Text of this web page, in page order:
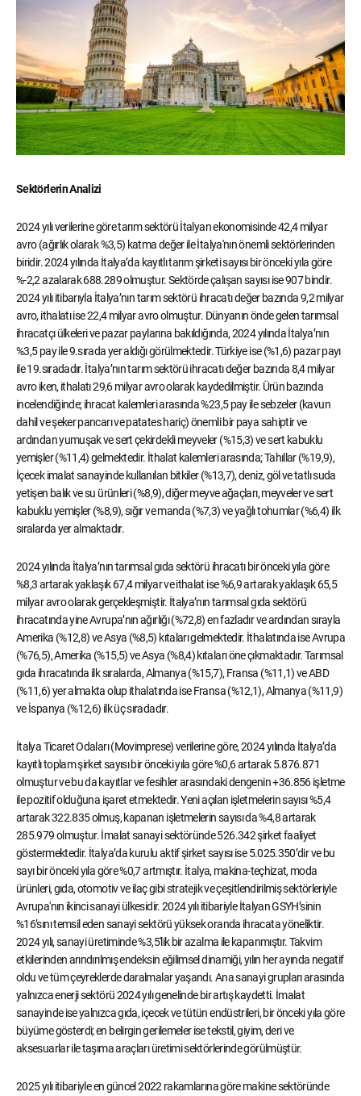
Sektörlerin Analizi
2024 yılı verilerine göre tarım sektörü İtalyan ekonomisinde 42,4 milyar
avro (ağırlık olarak %3,5) katma değer ile İtalya'nın önemli sektörlerinden
biridir. 2024 yılında İtalya’da kayıtlı tarım şirketi sayısı bir önceki yıla göre
%-2,2 azalarak 688.289 olmuştur. Sektörde çalışan sayısı ise 907 bindir.
2024 yılı itibarıyla İtalya’nın tarım sektörü ihracatı değer bazında 9,2 milyar
avro, ithalatı ise 22,4 milyar avro olmuştur. Dünyanın önde gelen tarımsal
ihracatçı ülkeleri ve pazar paylarına bakıldığında, 2024 yılında İtalya’nın
%3,5 pay ile 9.sırada yer aldığı görülmektedir. Türkiye ise (%1,6) pazar payı
ile 19.sıradadır. İtalya’nın tarım sektörü ihracatı değer bazında 8,4 milyar
avro iken, ithalatı 29,6 milyar avro olarak kaydedilmiştir. Ürün bazında
incelendiğinde; ihracat kalemleri arasında %23,5 pay ile sebzeler (kavun
dahil ve şeker pancarı ve patates hariç) önemli bir paya sahiptir ve
ardından yumuşak ve sert çekirdekli meyveler (%15,3) ve sert kabuklu
yemişler (%11,4) gelmektedir. İthalat kalemleri arasında; Tahıllar (%19,9),
İçecek imalat sanayinde kullanılan bitkiler (%13,7), deniz, göl ve tatlı suda
yetişen balık ve su ürünleri (%8,9), diğer meyve ağaçları, meyveler ve sert
kabuklu yemişler (%8,9), sığır ve manda (%7,3) ve yağlı tohumlar (%6,4) ilk
sıralarda yer almaktadır.
2024 yılında İtalya’nın tarımsal gıda sektörü ihracatı bir önceki yıla göre
%8,3 artarak yaklaşık 67,4 milyar ve ithalat ise %6,9 artarak yaklaşık 65,5
milyar avro olarak gerçekleşmiştir. İtalya’nın tarımsal gıda sektörü
ihracatında yine Avrupa’nın ağırlığı (%72,8) en fazladır ve ardından sırayla
Amerika (%12,8) ve Asya (%8,5) kıtaları gelmektedir. İthalatında ise Avrupa
(%76,5), Amerika (%15,5) ve Asya (%8,4) kıtaları öne çıkmaktadır. Tarımsal
gıda ihracatında ilk sıralarda, Almanya (%15,7), Fransa (%11,1) ve ABD
(%11,6) yer almakta olup ithalatında ise Fransa (%12,1), Almanya (%11,9)
ve İspanya (%12,6) ilk üç sıradadır.
İtalya Ticaret Odaları (Movimprese) verilerine göre, 2024 yılında İtalya’da
kayıtlı toplam şirket sayısı bir önceki yıla göre %0,6 artarak 5.876.871
olmuştur ve bu da kayıtlar ve fesihler arasındaki dengenin +36.856 işletme
ile pozitif olduğuna işaret etmektedir. Yeni açılan işletmelerin sayısı %5,4
artarak 322.835 olmuş, kapanan işletmelerin sayısı da %4,8 artarak
285.979 olmuştur. İmalat sanayi sektöründe 526.342 şirket faaliyet
göstermektedir. İtalya’da kurulu aktif şirket sayısı ise 5.025.350’dir ve bu
sayı bir önceki yıla göre %0,7 artmıştır. İtalya, makina-teçhizat, moda
ürünleri, gıda, otomotiv ve ilaç gibi stratejik ve çeşitlendirilmiş sektörleriyle
Avrupa'nın ikinci sanayi ülkesidir. 2024 yılı itibariyle İtalyan GSYH’sinin
%16’sını temsil eden sanayi sektörü yüksek oranda ihracata yöneliktir.
2024 yılı, sanayi üretiminde %3,5'lik bir azalma ile kapanmıştır. Takvim
etkilerinden arındırılmış endeksin eğilimsel dinamiği, yılın her ayında negatif
oldu ve tüm çeyreklerde daralmalar yaşandı. Ana sanayi grupları arasında
yalnızca enerji sektörü 2024 yılı genelinde bir artış kaydetti. İmalat
sanayinde ise yalnızca gıda, içecek ve tütün endüstrileri, bir önceki yıla göre
büyüme gösterdi; en belirgin gerilemeler ise tekstil, giyim, deri ve
aksesuarlar ile taşıma araçları üretimi sektörlerinde görülmüştür.
2025 yılı itibariyle en güncel 2022 rakamlarına göre makine sektöründe